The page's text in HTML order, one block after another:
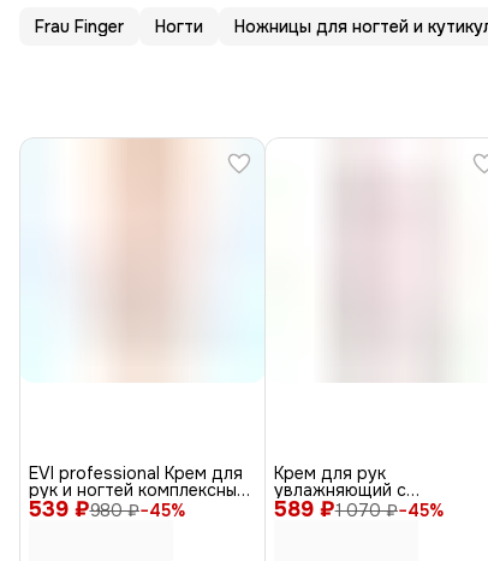
Frau Finger Ногти Ножницы для ногтей и
539 ₽980 ₽−45%
EVI professional Крем для
рук и ногтей комплексный
уход, 450 мл 589 ₽1 070 ₽−45%
Крем для рук
увлажняющий с
гиалуроновой кислотой,
100 мл